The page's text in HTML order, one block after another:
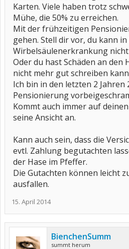
Karten. Viele haben trotz
Mühe, die 50% zu erreichen.
Mit der frühzeitigen
gehen. Stell dir vor, du kann
Wirbelsäulenerkrankung
Oder du hast Schäden an den
nicht mehr gut schreiben
Ich bin in den letzten 2 Jahren
Pensionierung
Kommt auch immer auf
seine Ansicht an.
Kann auch sein, dass die
evtl. Zahlung begutachten
der Hase im Pfeffer.
Die Gutachten können leicht
ausfallen.
15. April 2014
BienchenSumm
summt herum